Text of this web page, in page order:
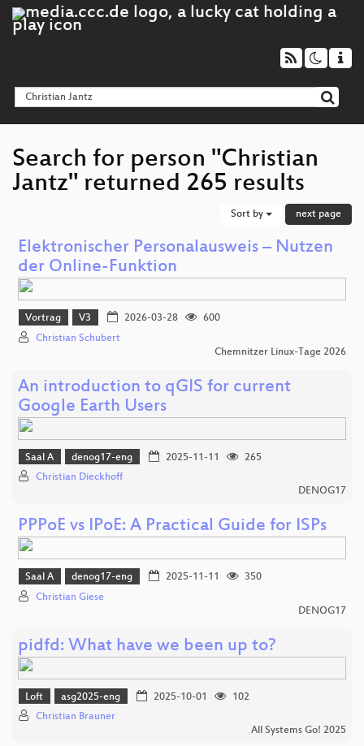
Search for person "Christian
Jantz" returned 265 results
Sort by next page
Elektronischer Personalausweis – Nutzen
der Online‑Funktion
Vortrag V3 2026-03-28
600
Christian Schubert
Chemnitzer Linux-Tage 2026
An introduction to qGIS for current
Google Earth Users
Saal A denog17-eng 2025-11-11
265
Christian Dieckhoff
DENOG17
PPPoE vs IPoE: A Practical Guide for ISPs
Saal A denog17-eng 2025-11-11
350
Christian Giese
DENOG17
pidfd: What have we been up to?
Loft asg2025-eng 2025-10-01
102
Christian Brauner
All Systems Go! 2025